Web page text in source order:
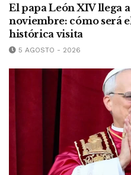
El papa León XIV llega
noviembre: cómo será
histórica visita
5 AGOSTO - 2026